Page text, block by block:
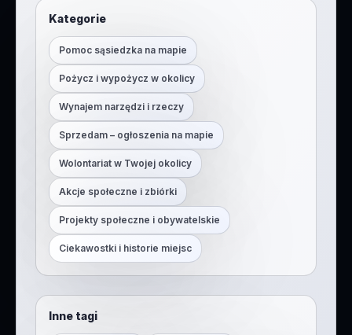
Kategorie
Pomoc sąsiedzka na mapie
Pożycz i wypożycz w okolicy
Wynajem narzędzi i rzeczy
Sprzedam – ogłoszenia na mapie
Wolontariat w Twojej okolicy
Akcje społeczne i zbiórki
Projekty społeczne i obywatelskie
Ciekawostki i historie miejsc
Inne tagi